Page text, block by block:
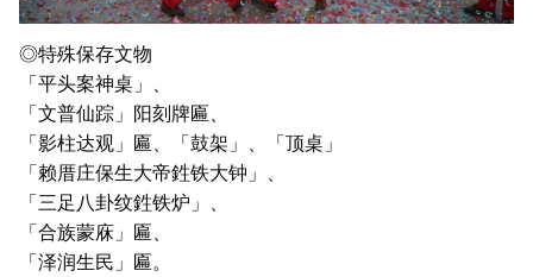
◎特殊保存文物
「平头案神桌」、
「文普仙踪」阳刻牌匾、
「影柱达观」匾、「鼓架」、「顶桌」
「赖厝庄保生大帝鉎铁大钟」、
「三足八卦纹鉎铁炉」、
「合族蒙庥」匾、
「泽润生民」匾。